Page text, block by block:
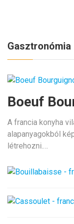
Gasztronómia
Boeuf
A francia konyha
alapanyagokból
létrehozni.…